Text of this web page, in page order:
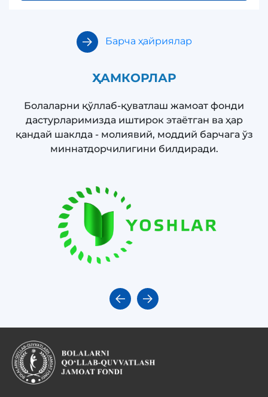
Барча ҳайриялар
ҲАМКОРЛАР
Болаларни қўллаб-қуватлаш жамоат фонди
дастурларимизда иштирок этаётган ва ҳар
қандай шаклда - молиявий, моддий барчага ўз
миннатдорчилигини билдиради.